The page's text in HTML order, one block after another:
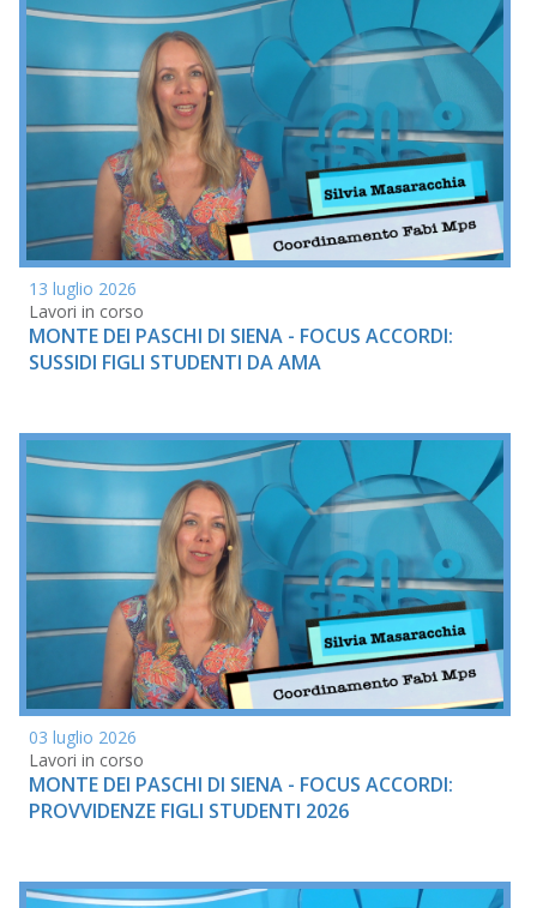
13 luglio 2026
Lavori in corso
MONTE DEI PASCHI DI SIENA - FOCUS ACCORDI:
SUSSIDI FIGLI STUDENTI DA AMA
03 luglio 2026
Lavori in corso
MONTE DEI PASCHI DI SIENA - FOCUS ACCORDI:
PROVVIDENZE FIGLI STUDENTI 2026